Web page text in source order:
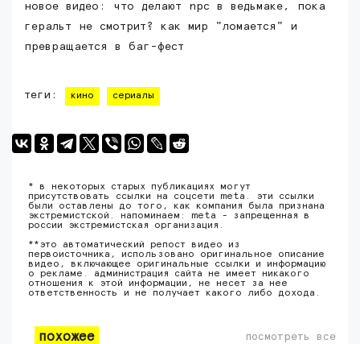
новое видео: что делают npc в ведьмаке, пока
геральт не смотрит? как мир "ломается" и
превращается в баг-фест
теги: кино сериалы
* в некоторых старых публикациях могут
присутствовать ссылки на соцсети meta. эти ссылки
были оставлены до того, как компания была признана
экстремистской. напоминаем: meta - запрещенная в
россии экстремистская организация.
**это автоматический репост видео из
первоисточника, использовано оригинальное описание
видео, включающее оригинальные ссылки и информацию
о рекламе. администрация сайта не имеет никакого
отношения к этой информации, не несет за нее
ответственность и не получает какого либо дохода.
похожее посмотреть все